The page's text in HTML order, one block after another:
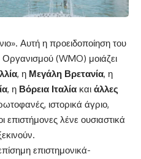
Αυτή η προειδοποίηση του
(WMO) μοιάζει
, η Μεγάλη Βρετανία, η
, η Βόρεια Ιταλία και άλλες
ιστορικά άγριο,
λένε ουσιαστικά
επιστημονικά-